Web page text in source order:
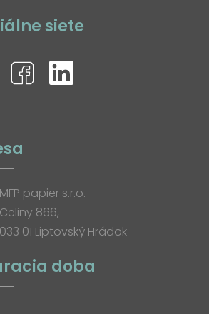
siete
MFP papier s.r.o.
Celiny 866,
033 01 Liptovský Hrádok
doba